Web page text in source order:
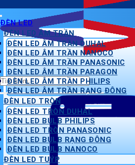
Tìm
kiếm:
ĐÈN LED
ĐÈN LED ÂM TRẦN
ĐÈN LED ÂM TRẦN DUHAL
ĐÈN LED ÂM TRẦN NANOCO
ĐÈN LED ÂM TRẦN PANASONIC
ĐÈN LED ÂM TRẦN PARAGON
ĐÈN LED ÂM TRẦN PHILIPS
ĐÈN LED ÂM TRẦN RẠNG ĐÔNG
ĐÈN LED TRÒN
ĐÈN LED TRÒN DUHAL
ĐÈN LED BULB PHILIPS
ĐÈN LED TRÒN PANASONIC
ĐÈN LED BULB RẠNG ĐÔNG
ĐÈN LED BULB NANOCO
ĐÈN LED TUÝP